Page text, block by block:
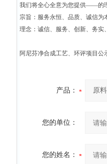
我们将全心全意为您提供——的
宗旨：服务永恒、品质、诚信
理念：诚信、服务、创新、务实
阿尼芬净合成工艺、环评项目公
产品：
您的单位：
您的姓名：